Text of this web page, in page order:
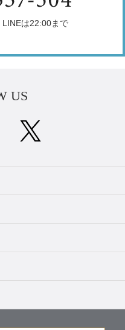
は22:00まで
US